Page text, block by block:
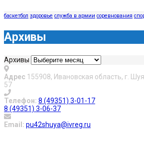
баскетбол здоровье служба в армии соревнования
Архивы
Архивы
Адрес 155908, Ивановская область, г.
57
Телефон: 8 (49351) 3-01-17
8 (49351) 3-06-37
Email: pu42shuya@ivreg.ru